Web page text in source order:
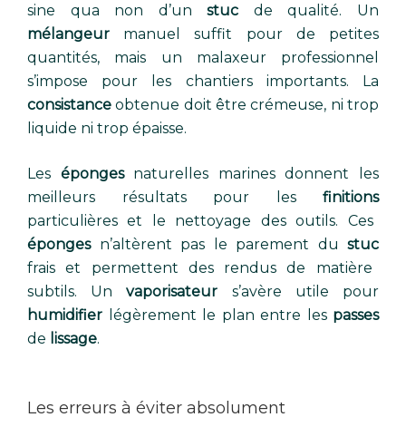
sine qua non d’unstuc de qualité. Un
mélangeur manuel suffit pour de petites
quantités, mais un malaxeur professionnel
s’impose pour les chantiers importants. La
consistance obtenue doit être crémeuse, ni trop
liquide ni trop épaisse.
Les épongesnaturelles marines donnent les
meilleurs résultats pour les finitions
particulières et le nettoyage des outils. Ces
épongesn’altèrent pas le parement du stuc
frais et permettent des rendus de matière
subtils. Unvaporisateur s’avère utile pour
humidifier légèrement le plan entre les passes
de lissage.
Les erreurs à éviter absolument